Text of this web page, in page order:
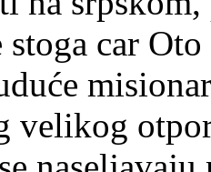
car
velikog